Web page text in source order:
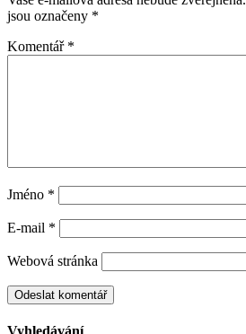
jsou označeny *
Komentář *
Jméno *
E-mail *
Webová stránka
Vyhledávání